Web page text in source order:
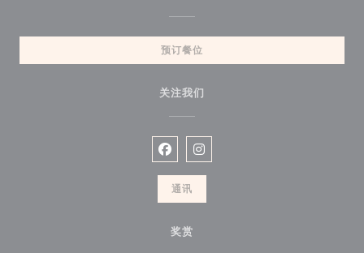
预订餐位
关注我们
Facebook ((在新窗口中打开))
Instagram ((在新窗口中打开))
通讯
奖赏